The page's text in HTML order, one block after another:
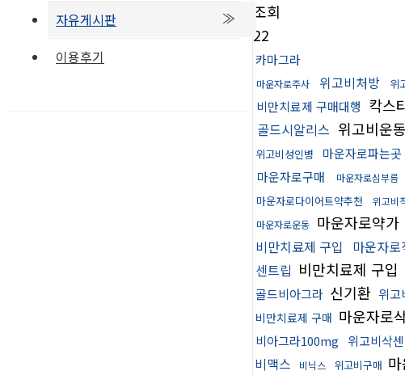
자유게시판
이용후기
조회
22
카마그라
마운자로주사 위고비처방 위
비만치료제 구매대행 칵스
골드시알리스 위고비운동
위고비성인병 마운자로파는곳
마운자로구매 마운자로심부름
마운자로다이어트약추천
위고비
마운자로운동 마운자로약가
비만치료제 구입 마운자로
센트립 비만치료제 구입
골드비아그라 신기환 위고
비만치료제 구매 마운자로
비아그라100mg
위고비삭
비맥스 비닉스 위고비구매